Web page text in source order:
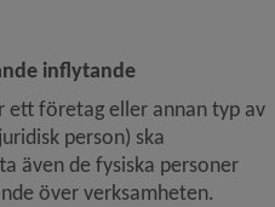
inflytande
ett företag eller annan typ av
person) ska
även de fysiska personer
över verksamheten.